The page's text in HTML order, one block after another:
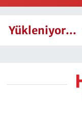
Yükleniyor...